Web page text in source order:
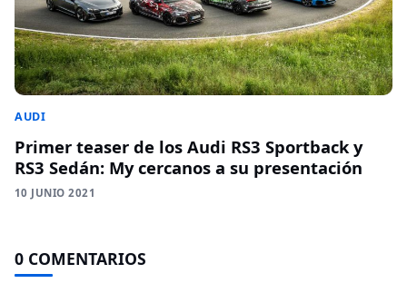
AUDI
Primer teaser de los Audi RS3 Sportback y
RS3 Sedán: My cercanos a su presentación
10 JUNIO 2021
0 COMENTARIOS